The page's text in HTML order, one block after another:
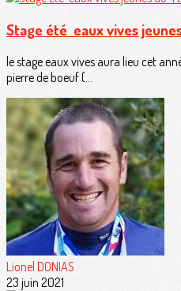
Stage été eaux vives
le stage eaux vives aura lieu cet
pierre de boeuf (...
Lionel DONIAS
23 juin 2021